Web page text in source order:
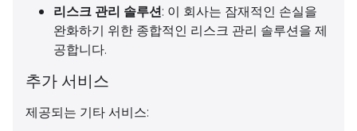
리스크 관리 솔루션: 이 회사는 잠재적인 손실을
완화하기 위한 종합적인 리스크 관리 솔루션을 제
공합니다.
추가 서비스
제공되는 기타 서비스: